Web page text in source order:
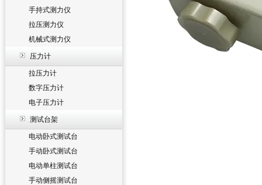
手持式测力仪
拉压测力仪
机械式测力仪
压力计
拉压力计
数字压力计
电子压力计
测试台架
电动卧式测试台
手动卧式测试台
电动单柱测试台
手动侧摇测试台